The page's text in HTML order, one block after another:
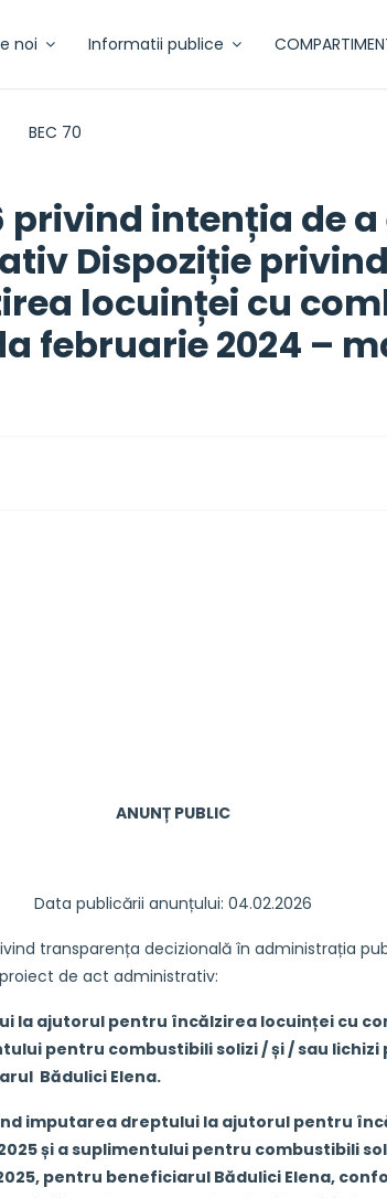
noi Informatii publice
BEC 70
privind intenția de
Dispoziție
locuinței cu
februarie 2024 –
ANUNȚ PUBLIC
Data publicării anunțului: 04.02.2026
decizională în administrația
de act administrativ:
la ajutorul pentru încălzirea locuinței cu
pentru combustibili solizi / și / sau
Bădulici Elena.
imputarea dreptului la ajutorul pentru
și a suplimentului pentru combustibili
pentru beneficiarul Bădulici Elena,